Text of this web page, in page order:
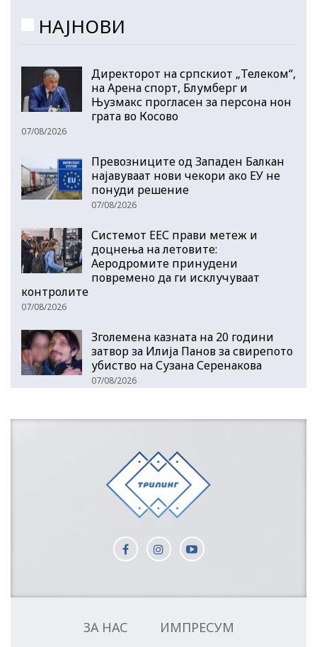
НАЈНОВИ
Директорот на српскиот „Телеком“,
на Арена спорт, Блумберг и
Њузмакс прогласен за персона нон
грата во Косово
07/08/2026
Превозниците од Западен Балкан
најавуваат нови чекори ако ЕУ не
понуди решение
07/08/2026
Системот ЕЕС прави метеж и
доцнења на летовите:
Аеродромите принудени
повремено да ги исклучуваат
контролите
07/08/2026
Зголемена казната на 20 години
затвор за Илија Панов за свирепото
убиство на Сузана Серенакова
07/08/2026
ЗА НАС
ИМПРЕСУМ